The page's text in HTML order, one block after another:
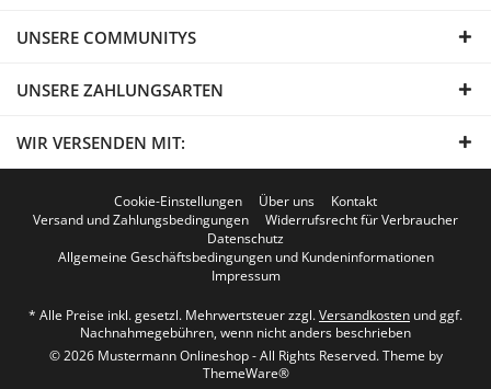
UNSERE COMMUNITYS
UNSERE ZAHLUNGSARTEN
WIR VERSENDEN MIT:
Cookie-Einstellungen Über uns
Kontakt
Versand und Zahlungsbedingungen
Widerrufsrecht für Verbraucher
Datenschutz
Allgemeine Geschäftsbedingungen und Kundeninformationen
Impressum
* Alle Preise inkl. gesetzl. Mehrwertsteuer zzgl.Versandkosten und ggf.
Nachnahmegebühren, wenn nicht anders beschrieben
© 2026 Mustermann Onlineshop - All Rights Reserved. Theme by
ThemeWare®